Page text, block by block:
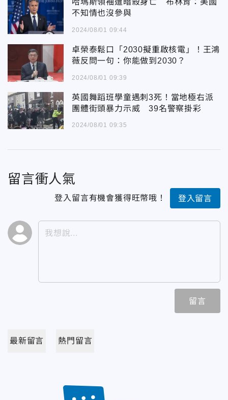
哈瑪斯領袖遭暗殺身亡 布林肯：美國
不知情也沒參與
2024/08/01 09:44
卓榮泰鬆口「2030擬重啟核電」！王鴻
薇反問一句：你能做到2030？
2024/08/01 09:39
英國舞蹈班學童遇刺3死！當地極右派
團體街頭暴力示威 39名警察掛彩
2024/08/01 09:35
留言衝人氣
登入留言有機會獲得旺幣哦！ 登入留言
留言
最新留言 熱門留言